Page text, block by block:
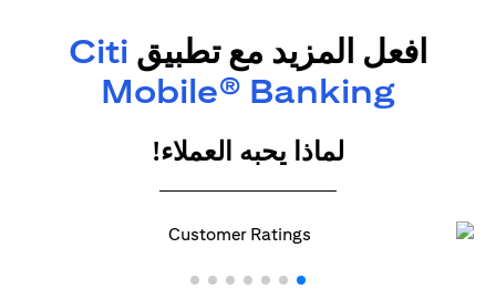
افعل المزيد مع تطبيق Citi
Mobile® Banking
لماذا يحبه العملاء!